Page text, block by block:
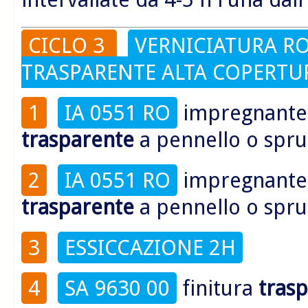
CICLO 3
VERNICIATURA
TRASPARENTE ALTA
1
IA 0551 RO
trasparente a pennello o
2
IA 0551 RO
trasparente a pennello o
3
ESSICCAZIONE 2H
4
SA 9630 00 finitura